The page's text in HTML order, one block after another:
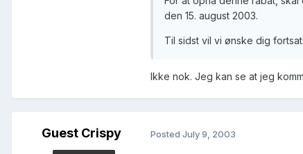
den 15. august 2003.
Til sidst vil vi ønske dig
Ikke nok. Jeg kan se at jeg
Guest Crispy Posted July 9, 2003